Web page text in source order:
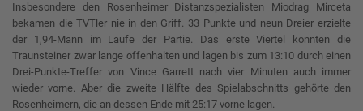
Insbesondere den Rosenheimer Distanzspezialisten Miodrag Mirceta
bekamen die TVTler nie in den Griff. 33 Punkte und neun Dreier erzielte
der 1,94-Mann im Laufe der Partie. Das erste Viertel konnten die
Traunsteiner zwar lange offenhalten und lagen bis zum 13:10 durch einen
Drei-Punkte-Treffer von Vince Garrett nach vier Minuten auch immer
wieder vorne. Aber die zweite Hälfte des Spielabschnitts gehörte den
Rosenheimern, die an dessen Ende mit 25:17 vorne lagen.